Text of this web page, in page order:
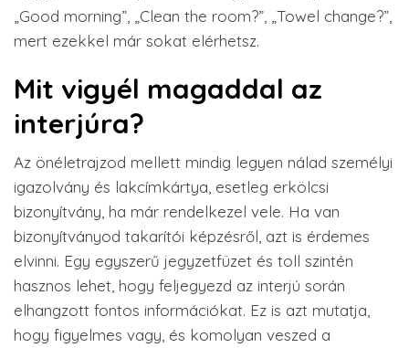
„Good morning”, „Clean the room?”, „Towel change?”,
mert ezekkel már sokat elérhetsz.
Mit vigyél magaddal az
interjúra?
Az önéletrajzod mellett mindig legyen nálad személyi
igazolvány és lakcímkártya, esetleg erkölcsi
bizonyítvány, ha már rendelkezel vele. Ha van
bizonyítványod takarítói képzésről, azt is érdemes
elvinni. Egy egyszerű jegyzetfüzet és toll szintén
hasznos lehet, hogy feljegyezd az interjú során
elhangzott fontos információkat. Ez is azt mutatja,
hogy figyelmes vagy, és komolyan veszed a